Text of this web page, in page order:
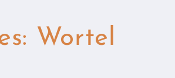
Wortel